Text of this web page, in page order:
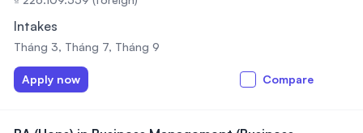
Intakes
Tháng 3, Tháng 7, Tháng 9
Apply now Compare